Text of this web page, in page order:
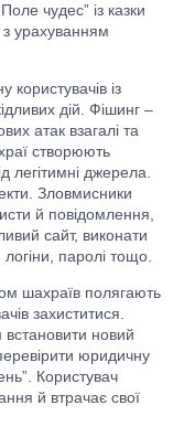
чудес” із казки
урахуванням
користувачів із
дій. Фішинг –
атак взагалі та
створюють
легітимні джерела.
Зловмисники
й повідомлення,
сайт, виконати
паролі тощо.
шахраїв полягають
захиститися.
новий
юридичну
Користувач
й втрачає свої